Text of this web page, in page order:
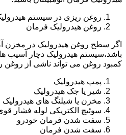
روغن ریزی در سیستم
روغن هیدرولیک فرمان
اگر سطح روغن هیدرولیک در مخزن
باشد،سیستم هیدرولیک دچار آسیب
کمبود روغن می تواند ناشی از روغن
پمپ هیدرولیک
شیر یا جک هیدرولیک
مخزن یا شیلنگ های هیدرولیک
سوئیچ الکتریکی لوله فشار
سفت شدن فرمان خودرو
سفت شدن فرمان